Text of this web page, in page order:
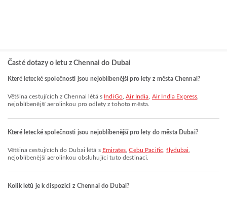
Časté dotazy o letu z Chennai do Dubai
Které letecké společnosti jsou nejoblíbenější pro lety z města Chennai?
Většina cestujících z Chennai létá s IndiGo ,Air India Air India Express
nejoblíbenější aerolinkou pro odlety z tohoto města.
Které letecké společnosti jsou nejoblíbenější pro lety do města Dubai?
Většina cestujících do Dubai létá s Emirates ,Cebu Pacific ,flydubai
nejoblíbenější aerolinkou obsluhující tuto destinaci.
Kolik letů je k dispozici z Chennai do Dubai?